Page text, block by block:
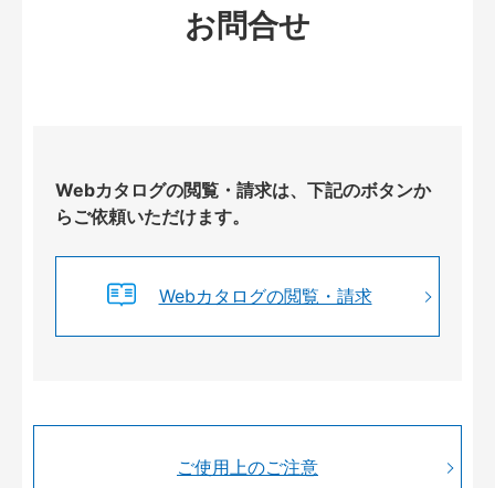
お問合せ
Webカタログの閲覧・請求は、下記のボタンか
らご依頼いただけます。
Webカタログの閲覧・請求
ご使用上のご注意